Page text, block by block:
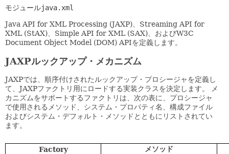
モジュールjava.xml
Java API for XML Processing (JAXP)、Streaming API for
XML (StAX)、Simple API for XML (SAX)、およびW3C
Document Object Model (DOM) APIを定義します。
JAXPルックアップ・メカニズム
JAXPでは、順序付けされたルックアップ・プロシージャを定義し
て、JAXPファクトリ用にロードする実装クラスを決定します。
メ
カニズムをサポートするファクトリは、次の表に、プロシージャ
で使用されるメソッド、システム・プロパティ名、構成ファイル
およびシステム・デフォルト・メソッドとともにリストされてい
ます。
Factory
メソッド